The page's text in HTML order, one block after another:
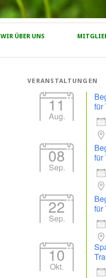
WIR ÜBER UNS
VERANSTALTUNGEN
11
Aug.
für
08
Sep.
für
22
Sep.
für
10
Okt.